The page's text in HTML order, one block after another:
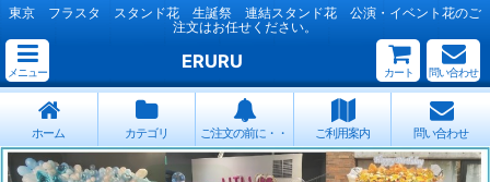
東京 フラスタ スタンド花 生誕祭 連結スタンド花 公演・イベント花のご
注文はお任せください。
メニュー
ERURU
カート 問い合わせ
ホーム カテゴリ ご注文の前に・・ ご利用案内 問い合わせ